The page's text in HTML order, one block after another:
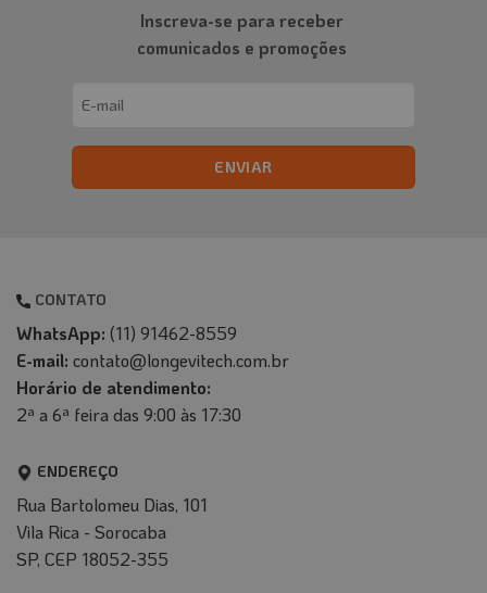
Inscreva-se para receber
comunicados e promoções
CONTATO
WhatsApp: (11) 91462-8559
E-mail: contato@longevitech.com.br
Horário de atendimento:
2ª a 6ª feira das 9:00 às 17:30
ENDEREÇO
Rua Bartolomeu Dias, 101
Vila Rica - Sorocaba
SP, CEP 18052-355